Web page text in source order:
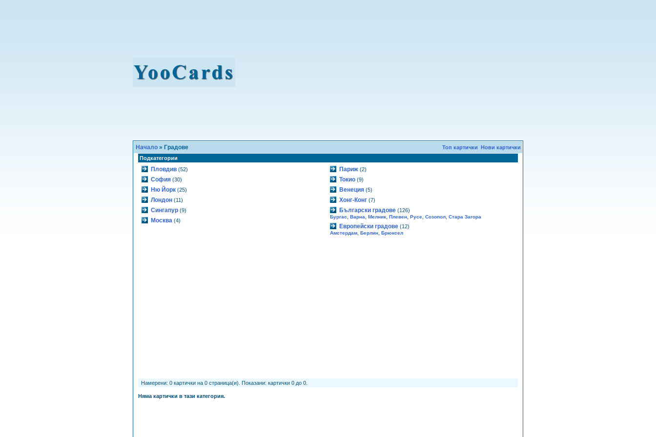
Начало » Градове Топ картички Нови картички
Подкатегории
Пловдив (52)
София (30)
Ню Йорк (25)
Лондон (11)
Сингапур (9)
Москва (4)
Париж (2)
Токио (9)
Венеция (5)
Хонг-Конг (7)
Български градове (126)
Бургас Варна Мелник Плевен Русе Созопол Стара Загора
Европейски градове (12)
Амстердам Берлин Брюксел
Намерени: 0 картички на 0 страница(и). Показани: картички 0 до 0.
Няма картички в тази категория.